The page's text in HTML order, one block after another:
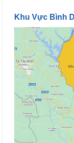
Khu Vực Bình